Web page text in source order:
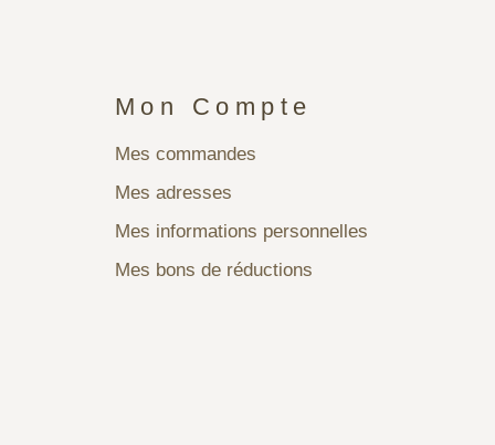
Mon Compte
Mes commandes
Mes adresses
Mes informations personnelles
Mes bons de réductions